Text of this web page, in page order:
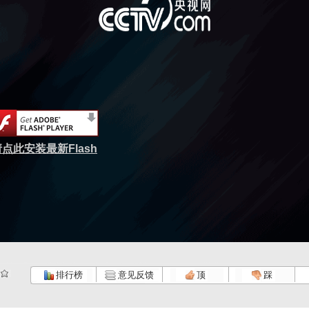
点此安装最新Flash
排行榜 意见反馈 顶 踩